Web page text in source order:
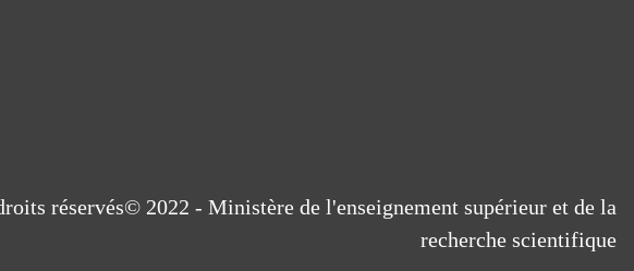
réservés© 2022 - Ministère de l'enseignement supérieur et de la
recherche scientifique